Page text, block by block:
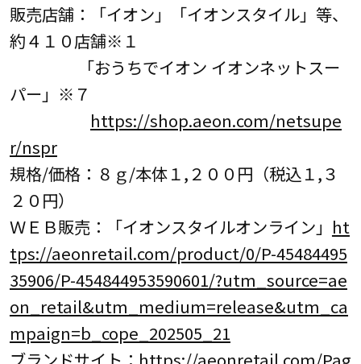
販売店舗：「イオン」「イオンスタイル」等、
約４１０店舗※１
「おうちでイオン イオンネットスー
パー」※７
https://shop.aeon.com/netsupe
r/nspr
規格/価格：８ｇ/本体１,２００円（税込１,３
２０円）
ＷＥＢ販売：「イオンスタイルオンライン」 ht
tps://aeonretail.com/product/0/P-45484495
35906/P-454844953590601/?utm_source=ae
on_retail&utm_medium=release&utm_ca
mpaign=b_cope_202505_21
ブランドサイト： https://aeonretail.com/Pag